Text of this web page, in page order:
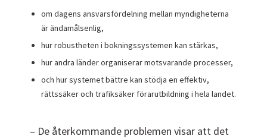
om dagens ansvarsfördelning mellan myndigheterna
är ändamålsenlig,
hur robustheten i bokningssystemen kan stärkas,
hur andra länder organiserar motsvarande processer,
och hur systemet bättre kan stödja en effektiv,
rättssäker och trafiksäker förarutbildning i hela landet.
– De återkommande problemen visar att det